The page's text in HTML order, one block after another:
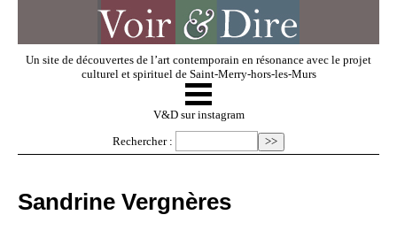
Un site de découvertes de l’art contemporain en résonance avec le projet
culturel et spirituel de Saint-Merry-hors-les-Murs
V & D
☰
V&D sur instagram
Rechercher :
Sandrine Vergnères